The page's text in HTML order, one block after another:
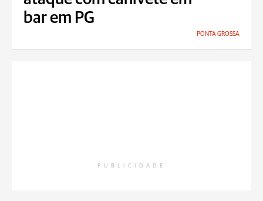
bar em PG
PONTA GROSSA
PUBLICIDADE